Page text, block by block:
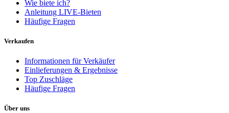
Wie biete ich?
Anleitung LIVE-Bieten
Häufige Fragen
Verkaufen
Informationen für Verkäufer
Einlieferungen & Ergebnisse
Top Zuschläge
Häufige Fragen
Über uns